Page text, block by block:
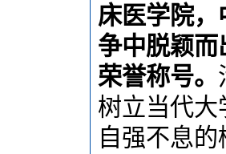
床医学院
争中脱颖而
荣誉称号。
树立当代
自强不息